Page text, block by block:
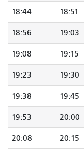
18:44 18:51
18:56 19:03
19:08 19:15
19:23 19:30
19:38 19:45
19:53 20:00
20:08 20:15